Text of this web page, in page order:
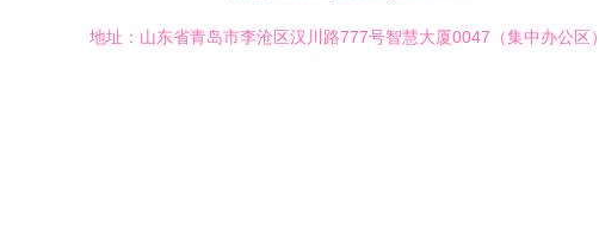
地址：山东省青岛市李沧区汉川路777号智慧大厦0047（集中办公区）